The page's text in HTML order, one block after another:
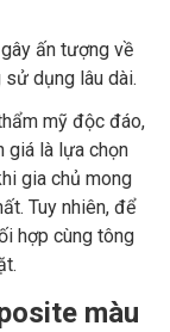
ấn tượng về
dụng lâu dài.
mỹ độc đáo,
giá là lựa chọn
gia chủ mong
Tuy nhiên, để
hợp cùng tông
màu